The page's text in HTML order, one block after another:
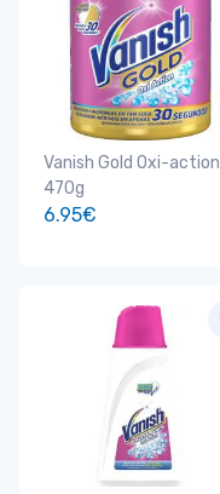
Vanish Gold Oxi-action
470g
6.95€